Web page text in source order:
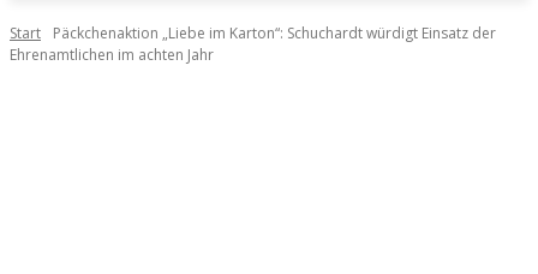
Start
Päckchenaktion „Liebe im Karton“: Schuchardt würdigt Einsatz der
Ehrenamtlichen im achten Jahr